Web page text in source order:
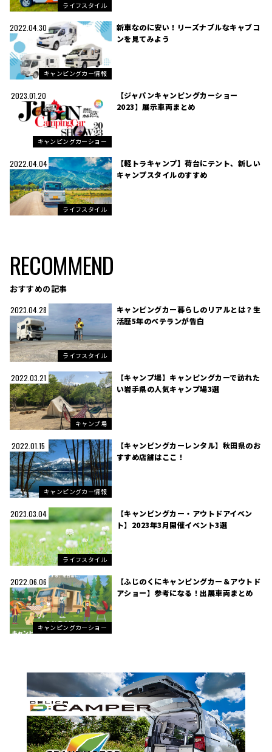
ライフスタイル
2022.04.30
キャンピングカー情報
新車なのに安い！リーズナブルなキャブコ
ンを見てみよう
2023.01.20
キャンピングカーショー
【ジャパンキャンピングカーショー
2023】展示車両まとめ
2022.04.04
ライフスタイル
【軽トラキャンプ】荷台にテント、新しい
キャンプスタイルのすすめ
RECOMMEND
おすすめの記事
2023.04.28
ライフスタイル
キャンピングカー暮らしのリアルとは？生
活歴5年のベテランが告白
2022.03.21
キャンプ場
【キャンプ場】キャンピングカーで訪れた
い岩手県の人気キャンプ場3選
2022.01.15
キャンピングカー情報
【キャンピングカーレンタル】秋田県のお
すすめ店舗はここ！
2023.03.04
ライフスタイル
【キャンピングカー・アウトドアイベン
ト】2023年3月開催イベント3選
2022.06.06
キャンピングカーショー
【ふじのくにキャンピングカー＆アウトド
アショー】参考になる！出展車両まとめ